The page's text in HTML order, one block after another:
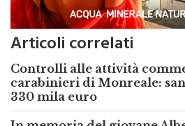
Articoli correlati
Controlli alle attività
carabinieri di Monreale:
330 mila euro